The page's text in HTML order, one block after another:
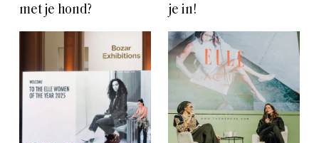
met je hond?
je in!